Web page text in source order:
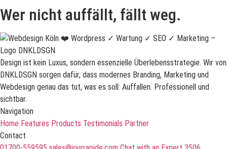
Wer nicht auffällt, fällt weg.
Design ist kein Luxus, sondern essenzielle Überlebensstrategie. Wir von
DNKLDSGN sorgen dafür, dass modernes Branding, Marketing und
Webdesign genau das tut, was es soll: Auffallen. Professionell und
sichtbar.
Navigation
Home Features Products Testimonials Partner
Contact